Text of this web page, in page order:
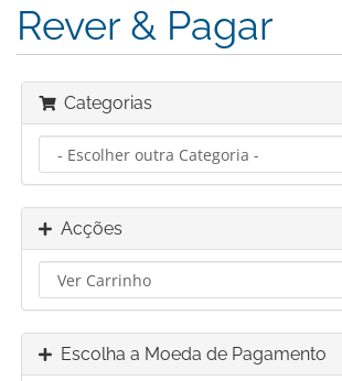
Rever & Pagar
Categorias
Acções
Escolha a Moeda de Pagamento